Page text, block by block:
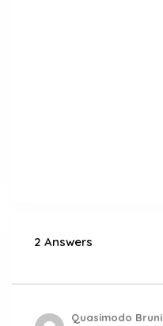
2 Answers
Quasimodo Bruni